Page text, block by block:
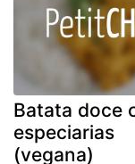
Batata doce
especiarias
(vegana)